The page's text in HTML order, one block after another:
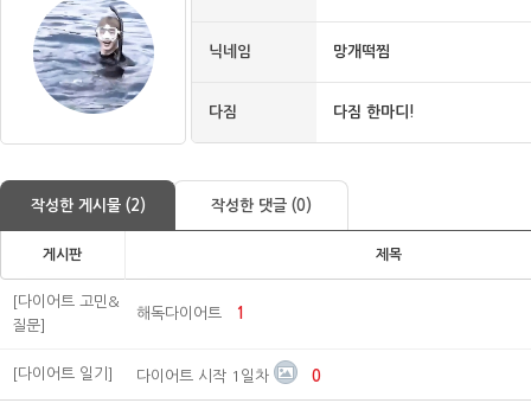
닉네임 망개떡찜
다짐 다짐 한마디!
작성한 게시물 (2) 작성한 댓글 (0)
게시판 제목
[다이어트 고민&
질문]
해독다이어트 1
[다이어트 일기] 다이어트 시작 1일차 0